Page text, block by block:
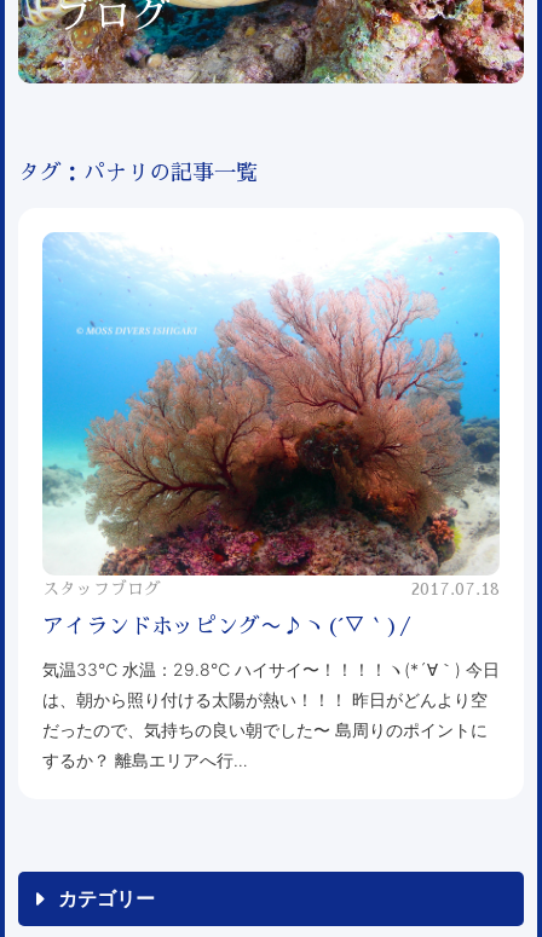
ブログ
タグ：パナリの記事一覧
スタッフブログ 2017.07.18
アイランドホッピング〜♪ヽ(´▽｀)/
気温33℃ 水温：29.8℃ ハイサイ〜！！！！ヽ(*´∀｀) 今日
は、朝から照り付ける太陽が熱い！！！ 昨日がどんより空
だったので、気持ちの良い朝でした〜 島周りのポイントに
するか？ 離島エリアへ行…
カテゴリー